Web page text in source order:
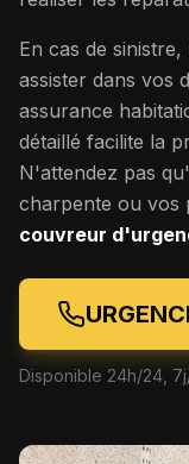
En cas de
assister dans vos
assurance
détaillé facilite la
N'attendez pas
charpente ou vos
couvreur
Disponible 24h/24,